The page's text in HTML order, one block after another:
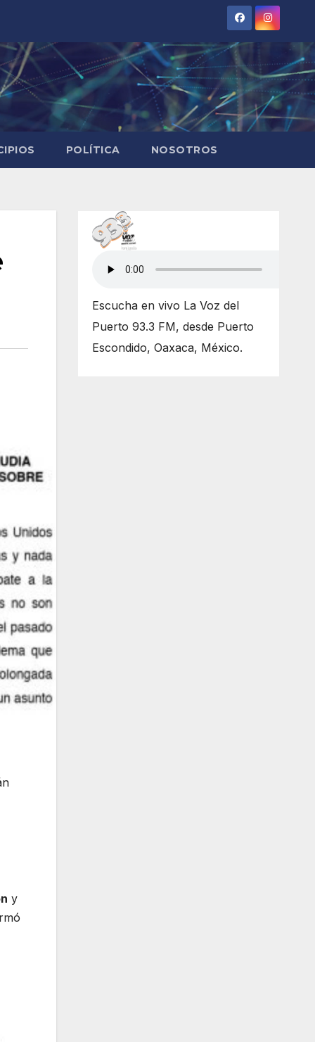
POLÍTICA NOSOTROS
y
Escucha en vivo La Voz del
Puerto 93.3 FM, desde Puerto
Escondido, Oaxaca, México.